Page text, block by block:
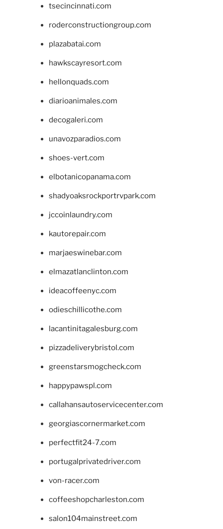
tsecincinnati.com
roderconstructiongroup.com
plazabatai.com
hawkscayresort.com
hellonquads.com
diarioanimales.com
decogaleri.com
unavozparadios.com
shoes-vert.com
elbotanicopanama.com
shadyoaksrockportrvpark.com
jccoinlaundry.com
kautorepair.com
marjaeswinebar.com
elmazatlanclinton.com
ideacoffeenyc.com
odieschillicothe.com
lacantinitagalesburg.com
pizzadeliverybristol.com
greenstarsmogcheck.com
happypawspl.com
callahansautoservicecenter.com
georgiascornermarket.com
perfectfit24-7.com
portugalprivatedriver.com
von-racer.com
coffeeshopcharleston.com
salon104mainstreet.com